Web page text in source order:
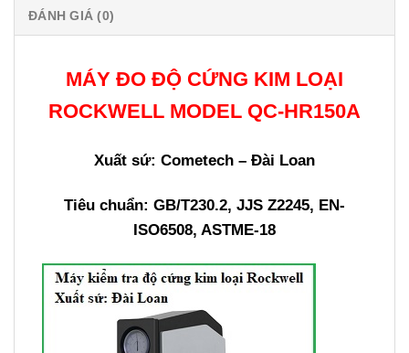
ĐÁNH GIÁ (0)
MÁY ĐO ĐỘ CỨNG KIM LOẠI
ROCKWELL MODEL QC-HR150A
Xuất sứ: Cometech – Đài Loan
Tiêu chuẩn: GB/T230.2, JJS Z2245, EN-
ISO6508, ASTME-18